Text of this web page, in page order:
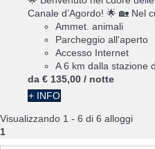
Canale d’Agordo! 🌟 🏡 Nel
Ammet. animali
Parcheggio all'aperto
Accesso Internet
A 6 km dalla stazione
da € 135,00 / notte
+ INFO
Visualizzando 1 - 6 di 6 alloggi
1